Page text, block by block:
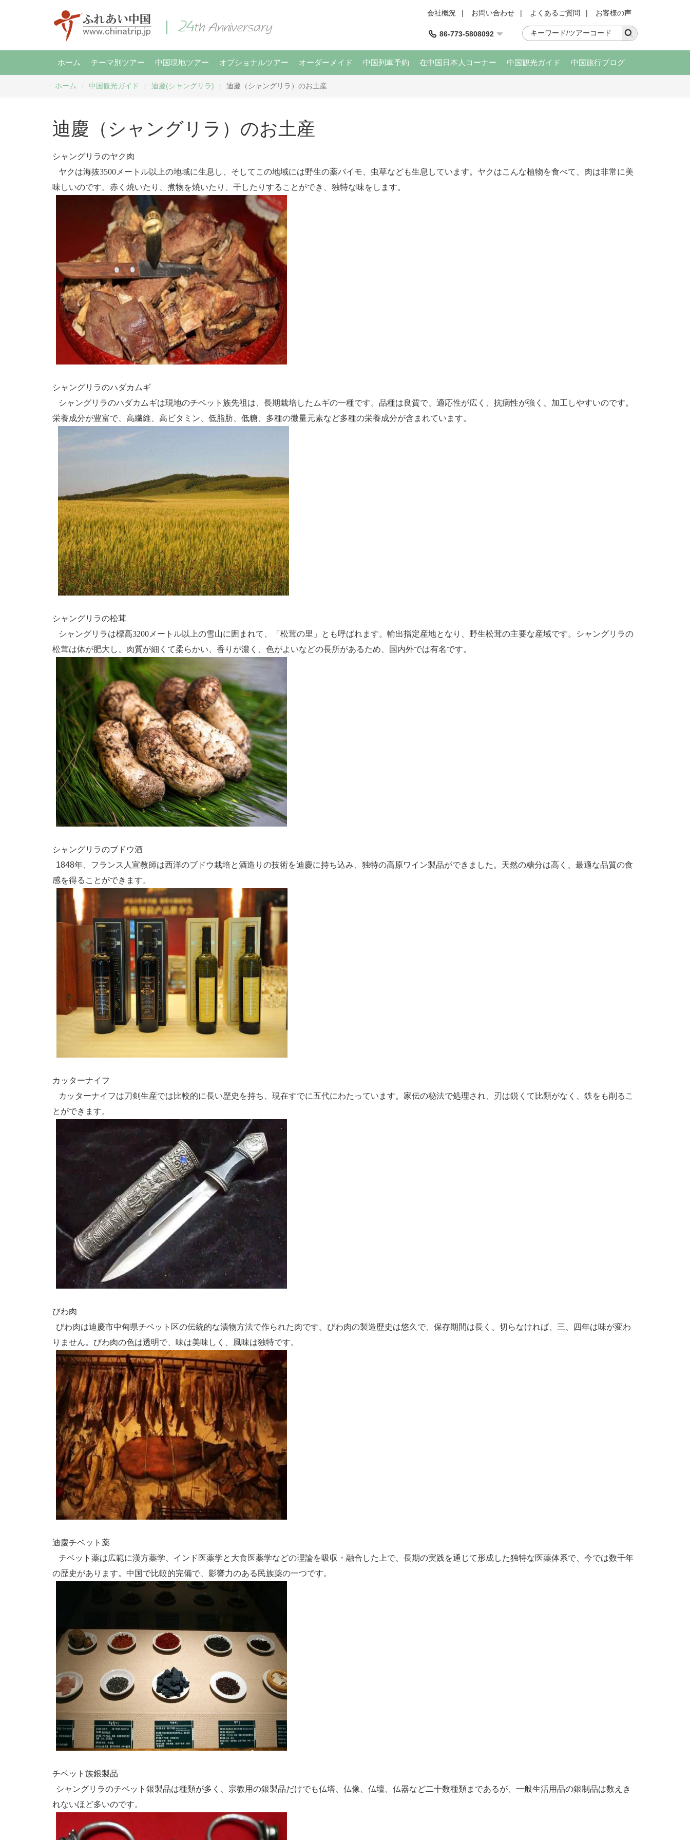
会社概況 | お問い合わせ | よくあるご質問 | お客様の声
86-773-5808092
ホーム テーマ別ツアー 中国現地ツアー オプショナルツアー オーダーメイド 中国列車予約 在中国日本人コーナー 中国観光ガイド 中国旅行ブログ
ホーム 中国観光ガイド 迪慶(シャングリラ) 迪慶（シャングリラ）のお土産
迪慶（シャングリラ）のお土産
シャングリラのヤク肉
ヤクは海抜3500メートル以上の地域に生息し、そしてこの地域には野生の薬バイモ、虫草なども生息しています。ヤクはこんな植物を食べて、肉は非常に美
味しいのです。赤く焼いたり、煮物を焼いたり、干したりすることができ、独特な味をします。
シャングリラのハダカムギ
シャングリラのハダカムギは現地のチベット族先祖は、長期栽培したムギの一種です。品種は良質で、適応性が広く、抗病性が強く、加工しやすいのです。
栄養成分が豊富で、高繊維、高ビタミン、低脂肪、低糖、多種の微量元素など多種の栄養成分が含まれています。
シャングリラの松茸
シャングリラは標高3200メートル以上の雪山に囲まれて、「松茸の里」とも呼ばれます。輸出指定産地となり、野生松茸の主要な産域です。シャングリラの
松茸は体が肥大し、肉質が細くて柔らかい、香りが濃く、色がよいなどの長所があるため、国内外では有名です。
シャングリラのブドウ酒
1848年、フランス人宣教師は西洋のブドウ栽培と酒造りの技術を迪慶に持ち込み、独特の高原ワイン製品ができました。天然の糖分は高く、最適な品質の食
感を得ることができます。
カッターナイフ
カッターナイフは刀剣生産では比較的に長い歴史を持ち、現在すでに五代にわたっています。家伝の秘法で処理され、刃は鋭くて比類がなく、鉄をも削るこ
とができます。
びわ肉
びわ肉は迪慶市中甸県チベット区の伝統的な漬物方法で作られた肉です。びわ肉の製造歴史は悠久で、保存期間は長く、切らなければ、三、四年は味が変わ
りません。びわ肉の色は透明で、味は美味しく、風味は独特です。
迪慶チベット薬
チベット薬は広範に漢方薬学、インド医薬学と大食医薬学などの理論を吸収・融合した上で、長期の実践を通じて形成した独特な医薬体系で、今では数千年
の歴史があります。中国で比較的完備で、影響力のある民族薬の一つです。
チベット族銀製品
シャングリラのチベット銀製品は種類が多く、宗教用の銀製品だけでも仏塔、仏像、仏壇、仏器など二十数種類まであるが、一般生活用品の銀制品は数えき
れないほど多いのです。